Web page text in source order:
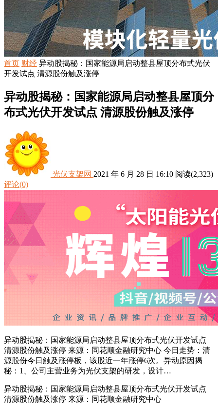
首页 财经 异动股揭秘：国家能源局启动整县屋顶分布式光伏
开发试点 清源股份触及涨停
异动股揭秘：国家能源局启动整县屋顶分
布式光伏开发试点 清源股份触及涨停
光伏支架网 2021 年 6 月 28 日 16:10 阅读(2,323)
评论(0)
异动股揭秘：国家能源局启动整县屋顶分布式光伏开发试点
清源股份触及涨停 来源：同花顺金融研究中心 今日走势：清
源股份今日触及涨停板，该股近一年涨停6次。异动原因揭
秘：1、公司主营业务为光伏支架的研发，设计…
异动股揭秘：国家能源局启动整县屋顶分布式光伏开发试点
清源股份触及涨停 来源： 同花顺金融研究中心